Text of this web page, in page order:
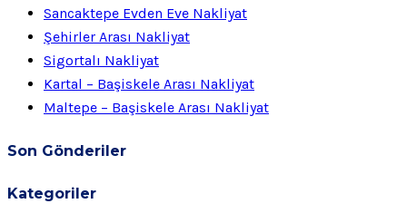
Sancaktepe Evden Eve Nakliyat
Şehirler Arası Nakliyat
Sigortalı Nakliyat
Kartal – Başiskele Arası Nakliyat
Maltepe – Başiskele Arası Nakliyat
Son Gönderiler
Kategoriler